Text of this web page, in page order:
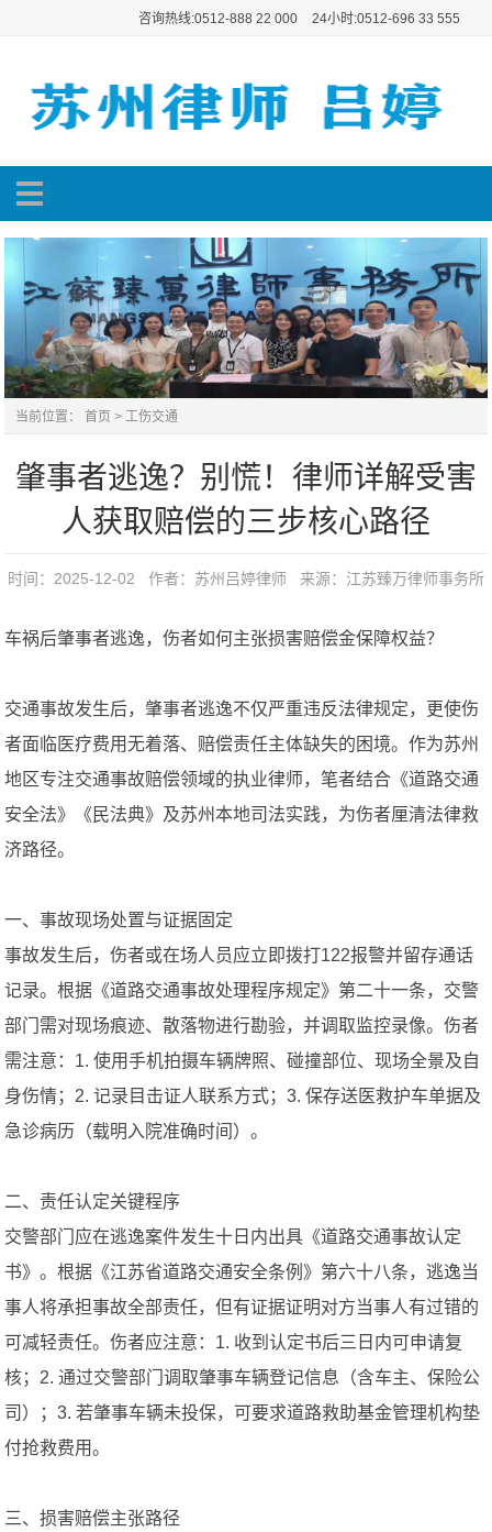
咨询热线:0512-888 22 000 24小时:0512-696 33 555
当前位置：首页 >工伤交通
肇事者逃逸？别慌！律师详解受害
人获取赔偿的三步核心路径
时间：2025-12-02 作者：苏州吕婷律师 来源： 江苏臻万律师事务所
车祸后肇事者逃逸，伤者如何主张损害赔偿金保障权益？
交通事故发生后，肇事者逃逸不仅严重违反法律规定，更使伤
者面临医疗费用无着落、赔偿责任主体缺失的困境。作为苏州
地区专注交通事故赔偿领域的执业律师，笔者结合《道路交通
安全法》《民法典》及苏州本地司法实践，为伤者厘清法律救
济路径。
一、事故现场处置与证据固定
事故发生后，伤者或在场人员应立即拨打122报警并留存通话
记录。根据《道路交通事故处理程序规定》第二十一条，交警
部门需对现场痕迹、散落物进行勘验，并调取监控录像。伤者
需注意：1. 使用手机拍摄车辆牌照、碰撞部位、现场全景及自
身伤情；2. 记录目击证人联系方式；3. 保存送医救护车单据及
急诊病历（载明入院准确时间）。
二、责任认定关键程序
交警部门应在逃逸案件发生十日内出具《道路交通事故认定
书》。根据《江苏省道路交通安全条例》第六十八条，逃逸当
事人将承担事故全部责任，但有证据证明对方当事人有过错的
可减轻责任。伤者应注意：1. 收到认定书后三日内可申请复
核；2. 通过交警部门调取肇事车辆登记信息（含车主、保险公
司）；3. 若肇事车辆未投保，可要求道路救助基金管理机构垫
付抢救费用。
三、损害赔偿主张路径